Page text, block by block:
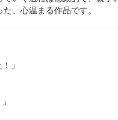
、心温まる作品です。
」